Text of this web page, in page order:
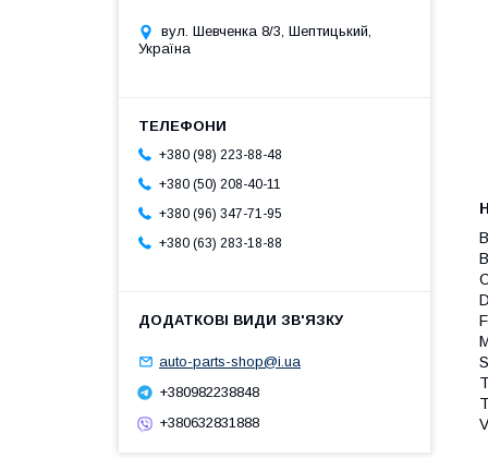
вул. Шевченка 8/3, Шептицький,
Україна
+380 (98) 223-88-48
+380 (50) 208-40-11
+380 (96) 347-71-95
+380 (63) 283-18-88
auto-parts-shop@i.ua
+380982238848
+380632831888